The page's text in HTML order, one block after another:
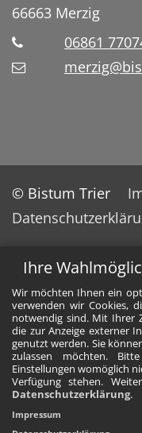
Ihre
Wir möchten Ihnen ein
verwenden wir Cookies,
notwendig sind. Mit Ihrer
die zur Anzeige externer
genutzt werden. Sie
zulassen möchten.
Einstellungen womöglich
Verfügung stehen.
Datenschutzerklärung.
Impressum
66663 Merzig
06861
© Bistum Trier